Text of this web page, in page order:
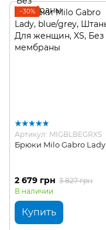
−30%
Артикул: MIGBLBEGRXS
Брюки Milo Gabro Lady
2 679 грн 3 827 грн
В наличии
Купить